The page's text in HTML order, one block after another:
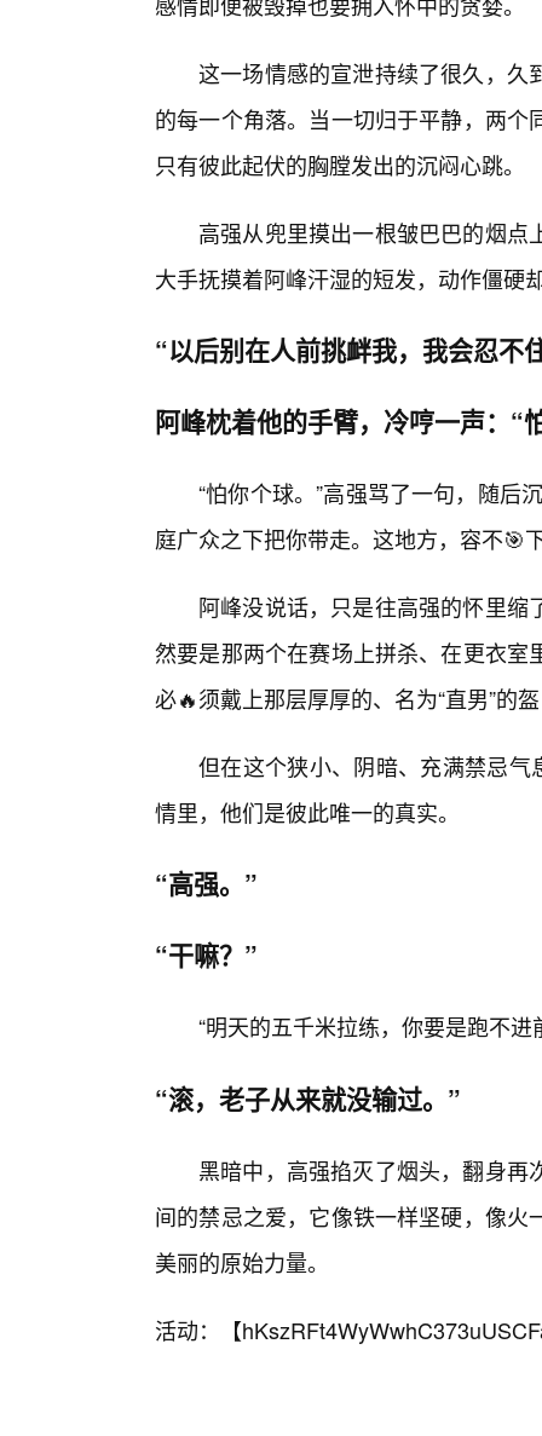
这一场情感的宣泄持续了很久，久
的每一个角落。当一切归于平静，两
只有彼此起伏的胸膛发出的沉闷心跳。
高强从兜里摸出一根皱巴巴的烟
大手抚摸着阿峰汗湿的短发，动作僵硬
“以后别在人前挑衅我，我会忍不
阿峰枕着他的手臂，冷哼一声：“
“怕你个球。”高强骂了一句，随后
庭广众之下把你带走。这地方，容不🎯
阿峰没说话，只是往高强的怀里
然要是那两个在赛场上拼杀、在更衣
必🔥须戴上那层厚厚的、名为“直男”的
但在这个狭小、阴暗、充满禁忌气
情里，他们是彼此唯一的真实。
“高强。”
“干嘛？”
“明天的五千米拉练，你要是跑不
“滚，老子从来就没输过。”
黑暗中，高强掐灭了烟头，翻身
间的禁忌之爱，它像铁一样坚硬，像
美丽的原始力量。
活动：【